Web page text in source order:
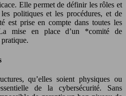
Elle permet de définir les rôles et
politiques et les procédures, et de
est prise en compte dans toutes les
mise en place d’un *comité de
de la cybersécurité. Sans